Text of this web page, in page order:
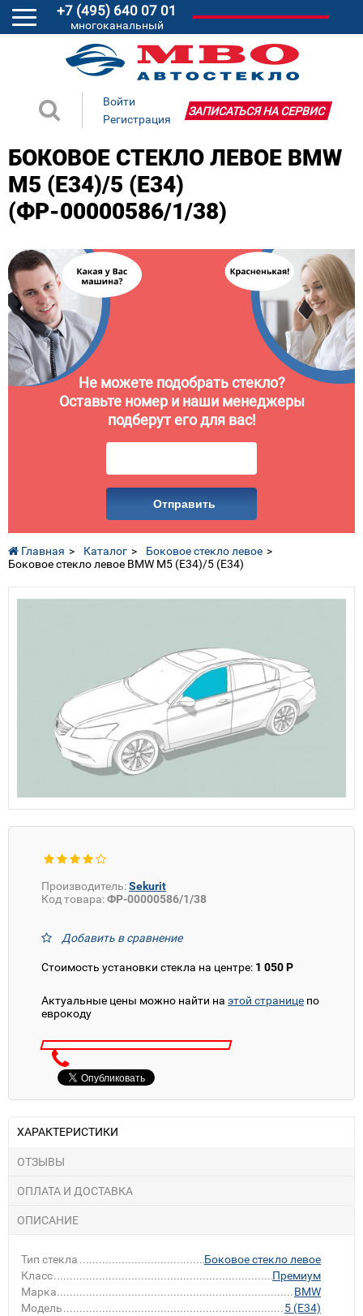
+7 (495) 640 07 01
многоканальный
Войти
Регистрация
ЗАПИСАТЬСЯ НА СЕРВИС
БОКОВОЕ СТЕКЛО ЛЕВОЕ BMW
M5 (E34)/5 (E34)
(ФР-00000586/1/38)
Не можете подобрать стекло?
Оставьте номер и наши менеджеры
подберут его для вас!
Отправить
Главная Каталог
Боковое стекло левое
Боковое стекло левое BMW M5 (E34)/5 (E34)
Производитель:Sekurit
Код товара:ФР-00000586/1/38
Добавить в сравнение
Стоимость установки стекла на центре: 1 050 Р
Актуальные цены можно найти на этой странице по
еврокоду
ХАРАКТЕРИСТИКИ
ОТЗЫВЫ
ОПЛАТА И ДОСТАВКА
ОПИСАНИЕ
Тип стекла
Боковое стекло левое
Класс
Премиум
Марка
BMW
Модель
5 (E34)